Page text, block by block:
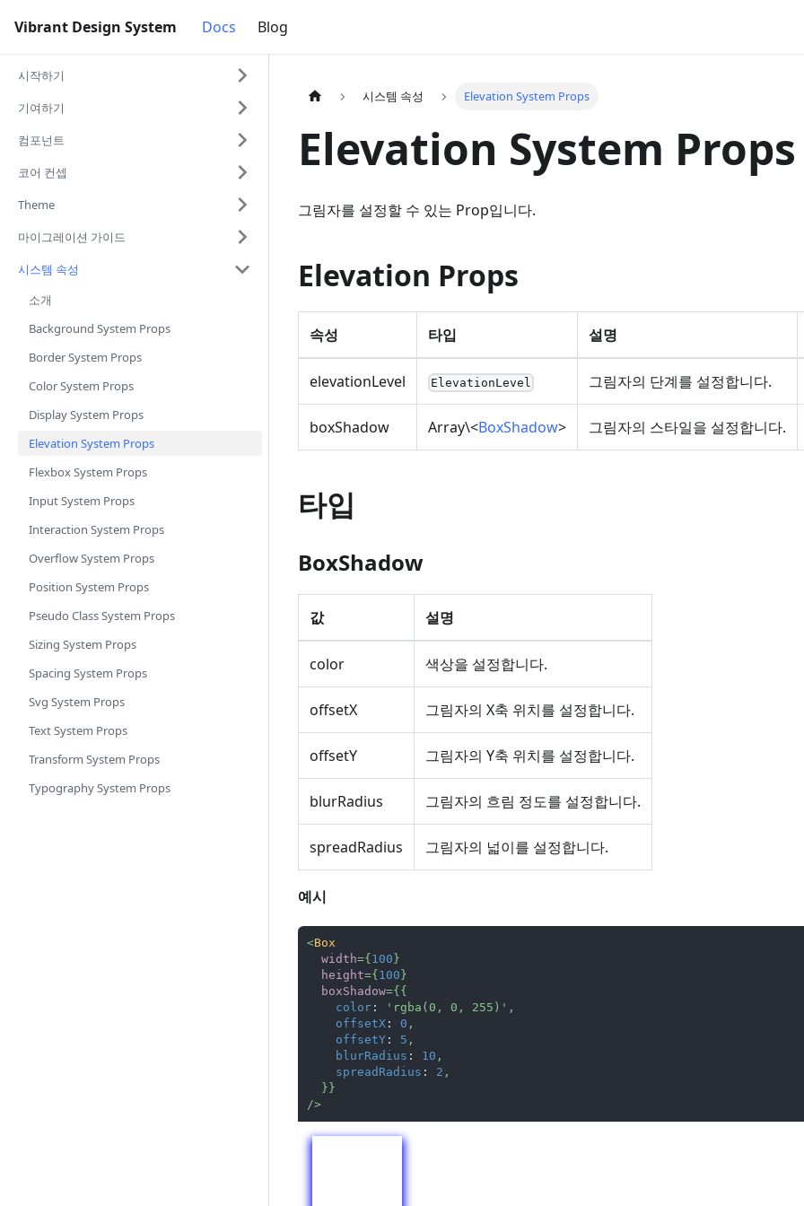
Vibrant Design System Docs Blog
시작하기
기여하기
컴포넌트
코어 컨셉
Theme
마이그레이션 가이드
시스템 속성
소개
Background System Props
Border System Props
Color System Props
Display System Props
Elevation System Props
Flexbox System Props
Input System Props
Interaction System Props
Overflow System Props
Position System Props
Pseudo Class System Props
Sizing System Props
Spacing System Props
Svg System Props
Text System Props
Transform System Props
Typography System Props
시스템 속성 Elevation System Props
Elevation System Props
그림자를 설정할 수 있는 Prop입니다.
Elevation Props
속성 타입 설명
elevationLevel ElevationLevel 그림자의 단계를 설정합니다.
boxShadow Array\<BoxShadow> 그림자의 스타일을 설정합니다.
타입
BoxShadow
값 설명
color 색상을 설정합니다.
offsetX 그림자의 X축 위치를 설정합니다.
offsetY 그림자의 Y축 위치를 설정합니다.
blurRadius 그림자의 흐림 정도를 설정합니다.
spreadRadius 그림자의 넓이를 설정합니다.
예시
<Box
width={ 100 }
height={ 100 }
boxShadow={ {
color : 'rgba(0, 0, 255)' ,
offsetX : 0 ,
offsetY : 5 ,
blurRadius : 10 ,
spreadRadius : 2 ,
} }
/>